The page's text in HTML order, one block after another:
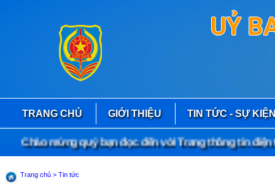
UỶ
TRANG CHỦ GIỚI THIỆU TIN TỨC - SỰ
Chào mừng quý bạn đọc đến với Trang thông tin điện tử
Trang chủ > Tin tức